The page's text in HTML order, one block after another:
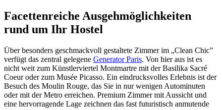
Facettenreiche Ausgehmöglichkeiten
rund um Ihr Hostel
Über besonders geschmackvoll gestaltete Zimmer im „Clean Chic”
verfügt das zentral gelegene Generator Paris. Von hier aus ist es
nicht weit zum Künstlerviertel Montmartre mit der Basilika Sacré
Coeur oder zum Musée Picasso. Ein eindrucksvolles Erlebnis ist der
Besuch des Moulin Rouge, das Sie in nur wenigen Autominuten
oder mit der Metro erreichen. Premium Zimmer mit Aussicht und
eine hervorragende Lage zeichnen das fast futuristisch anmutende